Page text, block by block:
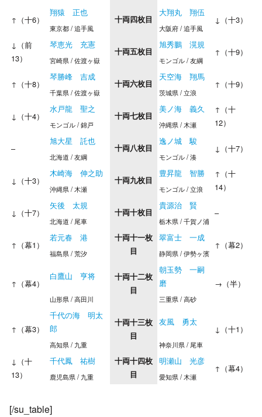
↑（十6）
翔猿 正也
十両四枚目
大翔丸 翔伍
↓（十3）
東京都 / 追手風 大阪府 / 追手風
↓（前
13）
琴恵光 充憲
十両五枚目
旭秀鵬 滉規
↑（十9）
宮崎県 / 佐渡ヶ嶽 モンゴル / 友綱
↑（十8）
琴勝峰 吉成
十両六枚目
天空海 翔馬
↑（十9）
千葉県 / 佐渡ヶ嶽 茨城県 / 立浪
↓（十4）
水戸龍 聖之
十両七枚目
美ノ海 義久
↑（十
12）
モンゴル / 錦戸 沖縄県 / 木瀬
–
旭大星 託也
十両八枚目
逸ノ城 駿
↓（十7）
北海道 / 友綱 モンゴル / 湊
↓（十3）
木崎海 伸之助
十両九枚目
豊昇龍 智勝
↑（十
14）
沖縄県 / 木瀬 モンゴル / 立浪
↓（十7）
矢後 太規
十両十枚目
貴源治 賢
–
北海道 / 尾車 栃木県 / 千賀ノ浦
↑（幕1）
若元春 港
十両十一枚
目
翠富士 一成
↑（幕2）
福島県 / 荒汐 静岡県 / 伊勢ヶ濱
↑（幕4）
白鷹山 亨将
十両十二枚
目
朝玉勢 一嗣
磨
→（半）
山形県 / 高田川 三重県 / 高砂
↑（幕3）
千代の海 明太
郎
十両十三枚
目
友風 勇太
↓（十1）
高知県 / 九重 神奈川県 / 尾車
↓（十
13）
千代鳳 祐樹
十両十四枚
目
明瀬山 光彦
↑（幕4）
鹿児島県 / 九重 愛知県 / 木瀬
[/su_table]